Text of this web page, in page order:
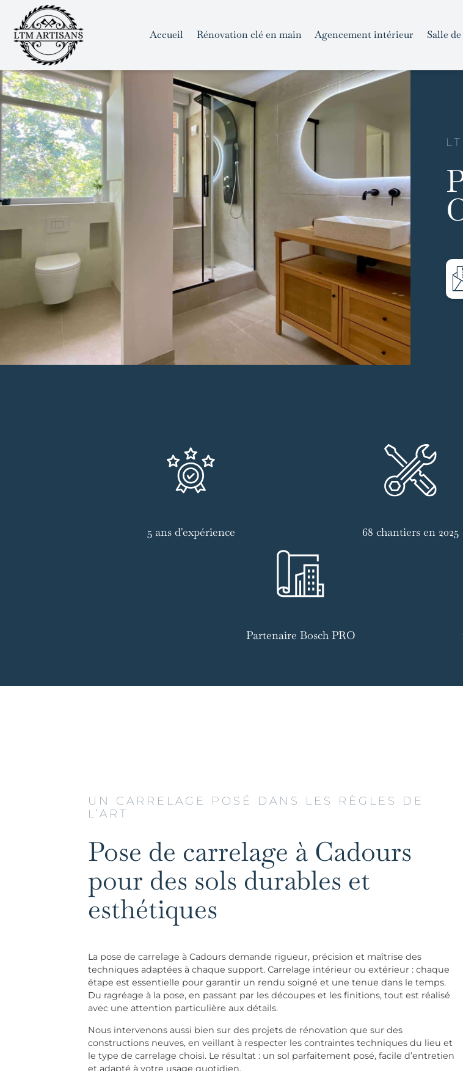
```html```
content
Accueil Rénovation clé en main Agencement intérieur Salle
5 ans d'expérience 68 chantiers en 2025
Partenaire Bosch PRO
UN CARRELAGE POSÉ DANS LES RÈGLES DE
L’ART
Pose de carrelage à Cadours
pour des sols durables et
esthétiques
La pose de carrelage à Cadours demande rigueur, précision et maîtrise des
techniques adaptées à chaque support. Carrelage intérieur ou extérieur : chaque
étape est essentielle pour garantir un rendu soigné et une tenue dans le temps.
Du ragréage à la pose, en passant par les découpes et les finitions, tout est réalisé
avec une attention particulière aux détails.
Nous intervenons aussi bien sur des projets de rénovation que sur des
constructions neuves, en veillant à respecter les contraintes techniques du lieu et
le type de carrelage choisi. Le résultat : un sol parfaitement posé, facile d’entretien
et adapté à votre usage quotidien.